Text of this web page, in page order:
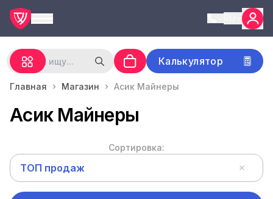
Калькулятор
Главная Магазин Асик Майнеры
Асик Майнеры
Сортировка:
ТОП продаж